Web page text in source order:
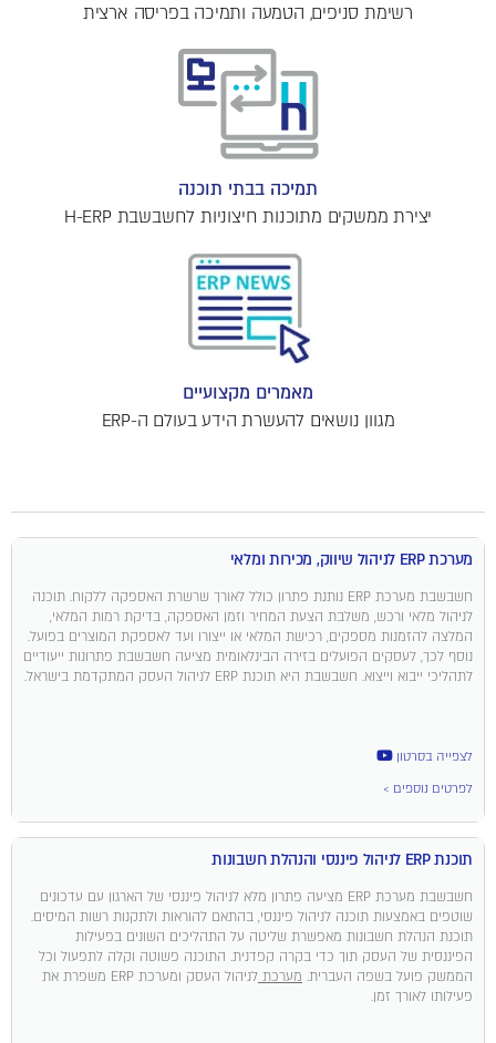
רשימת סניפים, הטמעה ותמיכה בפריסה ארצית
תמיכה בבתי תוכנה
יצירת ממשקים מתוכנות חיצוניות לחשבשבת H-ERP
מאמרים מקצועיים
מגוון נושאים להעשרת הידע בעולם ה-ERP
מערכת ERP לניהול שיווק, מכירות ומלאי
חשבשבת מערכת ERP נותנת פתרון כולל לאורך שרשרת האספקה ללקוח. תוכנה
לניהול מלאי ורכש, משלבת הצעת המחיר וזמן האספקה, בדיקת רמות המלאי,
המלצה להזמנות מספקים, רכישת המלאי או ייצורו ועד לאספקת המוצרים בפועל.
נוסף לכך, לעסקים הפועלים בזירה הבינלאומית מציעה חשבשבת פתרונות ייעודיים
לתהליכי ייבוא וייצוא. חשבשבת היא תוכנת ERP לניהול העסק המתקדמת בישראל.
לצפייה בסרטון
לפרטים נוספים >
תוכנת ERP לניהול פיננסי והנהלת חשבונות
חשבשבת מערכת ERP מציעה פתרון מלא לניהול פיננסי של הארגון עם עדכונים
שוטפים באמצעות תוכנה לניהול פיננסי, בהתאם להוראות ולתקנות רשות המיסים.
תוכנת הנהלת חשבונות מאפשרת שליטה על התהליכים השונים בפעילות
הפיננסית של העסק תוך כדי בקרה קפדנית. התוכנה פשוטה וקלה לתפעול וכל
הממשק פועל בשפה העברית. מערכת
לניהול העסק ומערכת ERP משפרת את
פעילותו לאורך זמן.